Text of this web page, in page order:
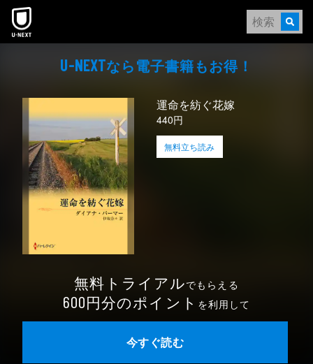
本文へスキップ
U-NEXTなら電⼦書籍もお得！
運命を紡ぐ花嫁
440円
無料立ち読み
無料トライアルでもらえる
600円分のポイント を利用して
今すぐ読む